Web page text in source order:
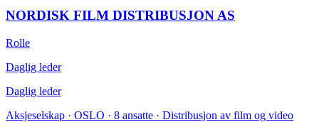
NORDISK FILM DISTRIBUSJON AS
Rolle
Daglig leder
Daglig leder
Aksjeselskap · OSLO · 8 ansatte · Distribusjon av film og video